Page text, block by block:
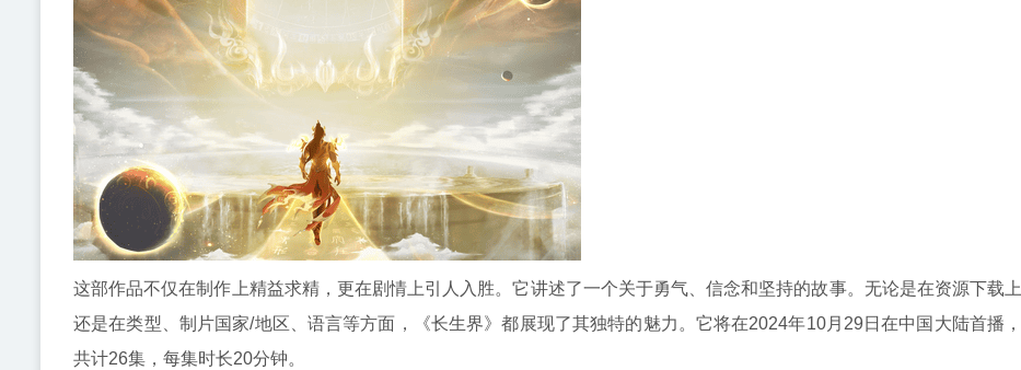
这部作品不仅在制作上精益求精，更在剧情上引人入胜。它讲述了一个关于勇气、信念和坚持的故事。无论是在资源下载上
还是在类型、制片国家/地区、语言等方面，《长生界》都展现了其独特的魅力。它将在2024年10月29日在中国大陆首播，
共计26集，每集时长20分钟。